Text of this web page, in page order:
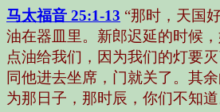
马太福音 25:1-13 “那时，天国
油在器皿里。新郎迟延的时候
点油给我们，因为我们的灯要
同他进去坐席，门就关了。其
为那日子，那时辰，你们不知道